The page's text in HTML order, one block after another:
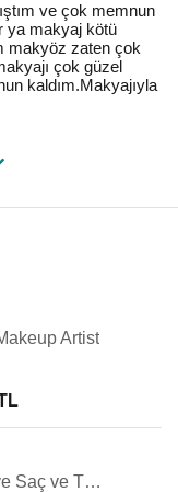
ve çok memnun
ya makyaj kötü
makyöz zaten çok
çok güzel
kaldım.Makyajıyla
Artist
Hazel Exclusive Saç ve Türban Tasarım